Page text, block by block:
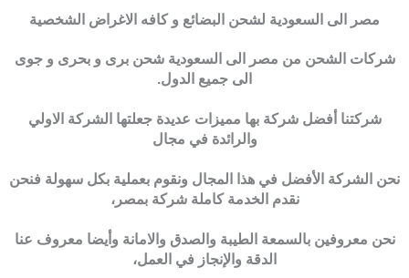
مصر الى السعودية لشحن البضائع و كافه الاغراض الشخصية
شركات الشحن من مصر الى السعودية شحن برى و بحرى و جوى
الى جميع الدول.
شركتنا أفضل شركة بها مميزات عديدة جعلتها الشركة الاولي
والرائدة في مجال
نحن الشركة الأفضل في هذا المجال ونقوم بعملية بكل سهولة فنحن
نقدم الخدمة كاملة شركة بمصر،
نحن معروفين بالسمعة الطيبة والصدق والامانة وأيضا معروف عنا
الدقة والإنجاز في العمل،